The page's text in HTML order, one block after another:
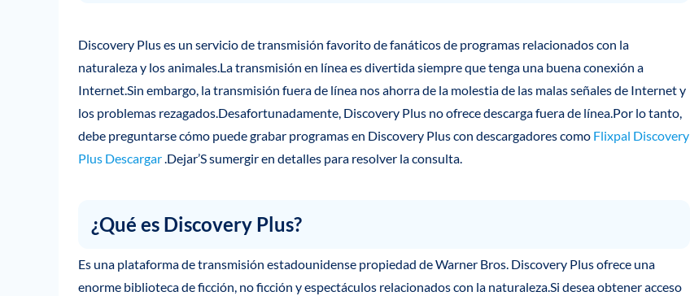
Discovery Plus es un servicio de transmisión favorito de fanáticos de programas relacionados con la
naturaleza y los animales.La transmisión en línea es divertida siempre que tenga una buena conexión a
Internet.Sin embargo, la transmisión fuera de línea nos ahorra de la molestia de las malas señales de Internet y
los problemas rezagados.Desafortunadamente, Discovery Plus no ofrece descarga fuera de línea.Por lo tanto,
debe preguntarse cómo puede grabar programas en Discovery Plus con descargadores como Flixpal Discovery
Plus Descargar.Dejar’S sumergir en detalles para resolver la consulta.
¿Qué es Discovery Plus?
Es una plataforma de transmisión estadounidense propiedad de Warner Bros. Discovery Plus ofrece una
enorme biblioteca de ficción, no ficción y espectáculos relacionados con la naturaleza.Si desea obtener acceso